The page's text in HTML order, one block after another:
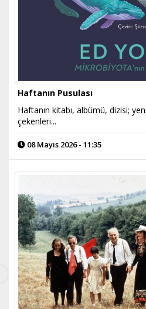
Haftanın Pusulası
Haftanın kitabı, albümü, dizisi;
çekenleri...
08 Mayıs 2026 - 11:35